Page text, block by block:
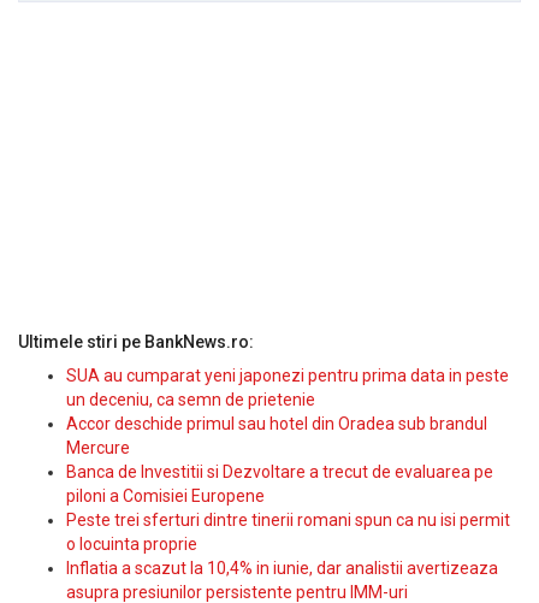
Ultimele stiri pe BankNews.ro:
SUA au cumparat yeni japonezi pentru prima data in peste
un deceniu, ca semn de prietenie
Accor deschide primul sau hotel din Oradea sub brandul
Mercure
Banca de Investitii si Dezvoltare a trecut de evaluarea pe
piloni a Comisiei Europene
Peste trei sferturi dintre tinerii romani spun ca nu isi permit
o locuinta proprie
Inflatia a scazut la 10,4% in iunie, dar analistii avertizeaza
asupra presiunilor persistente pentru IMM-uri